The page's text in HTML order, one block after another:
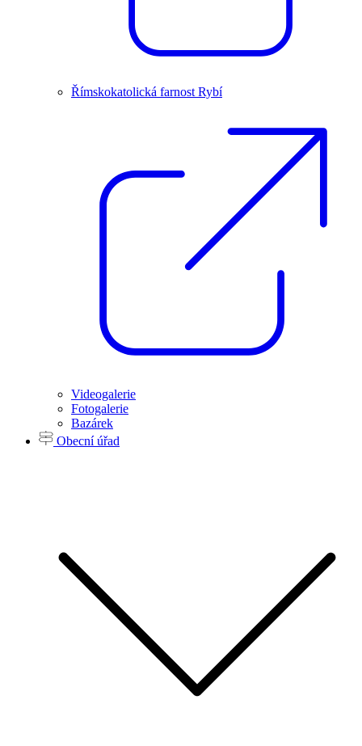
Římskokatolická farnost Rybí
Videogalerie
Fotogalerie
Bazárek
Obecní úřad